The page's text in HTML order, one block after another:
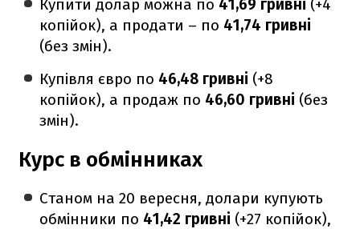
Купити долар можна по 41,69 гривні (+4
копійок), а продати – по 41,74 гривні
(без змін).
Купівля євро по 46,48 гривні (+8
копійок), а продаж по 46,60 гривні (без
змін).
Курс в обмінниках
Станом на 20 вересня, долари купують
обмінники по 41,42 гривні (+27 копійок),